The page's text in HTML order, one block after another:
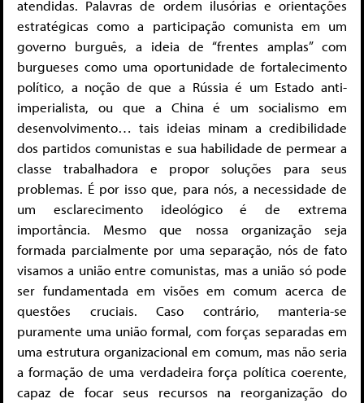
atendidas. Palavras de ordem ilusórias e orientações
estratégicas como a participação comunista em um
governo burguês, a ideia de “frentes amplas” com
burgueses como uma oportunidade de fortalecimento
político, a noção de que a Rússia é um Estado anti-
imperialista, ou que a China é um socialismo em
desenvolvimento… tais ideias minam a credibilidade
dos partidos comunistas e sua habilidade de permear a
classe trabalhadora e propor soluções para seus
problemas. É por isso que, para nós, a necessidade de
um esclarecimento ideológico é de extrema
importância. Mesmo que nossa organização seja
formada parcialmente por uma separação, nós de fato
visamos a união entre comunistas, mas a união só pode
ser fundamentada em visões em comum acerca de
questões cruciais. Caso contrário, manteria-se
puramente uma união formal, com forças separadas em
uma estrutura organizacional em comum, mas não seria
a formação de uma verdadeira força política coerente,
capaz de focar seus recursos na reorganização do